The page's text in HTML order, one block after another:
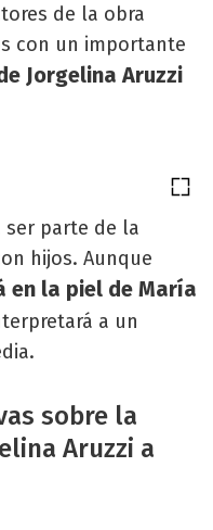
de la obra
con un importante
Jorgelina Aruzzi
ser parte de la
hijos. Aunque
en la piel de María
a un
sobre la
Aruzzi a